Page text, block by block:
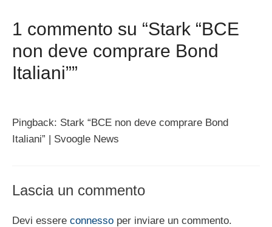
1 commento su “Stark “BCE
non deve comprare Bond
Italiani””
Pingback: Stark “BCE non deve comprare Bond
Italiani” | Svoogle News
Lascia un commento
Devi essere connesso per inviare un commento.